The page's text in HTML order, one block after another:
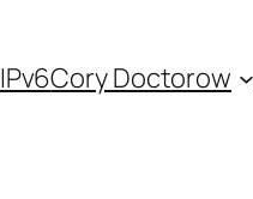
IPv6Cory Doctorow